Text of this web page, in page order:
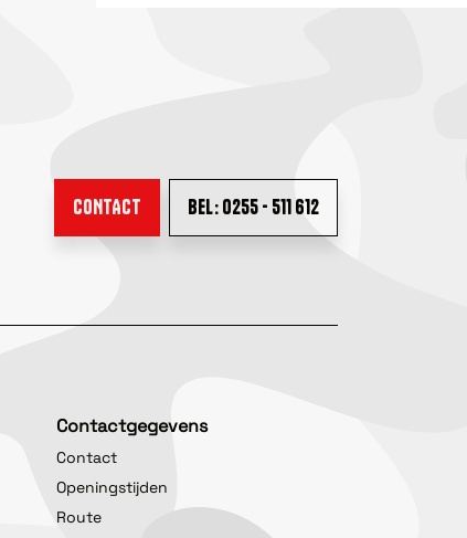
CONTACT BEL: 0255 - 511 612
Contactgegevens
Contact
Openingstijden
Route